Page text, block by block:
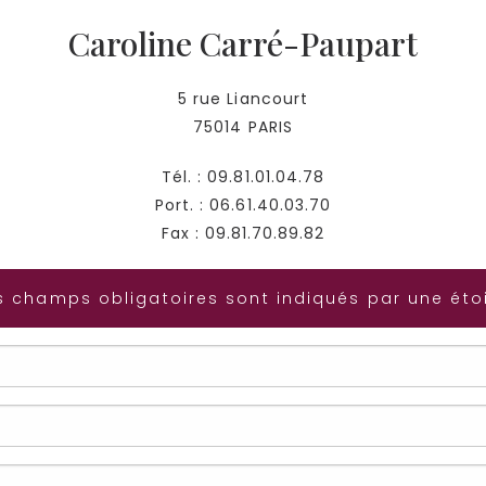
Caroline Carré-Paupart
5 rue Liancourt
75014 PARIS
Tél. : 09.81.01.04.78
Port. : 06.61.40.03.70
Fax : 09.81.70.89.82
champs obligatoires sont indiqués par une